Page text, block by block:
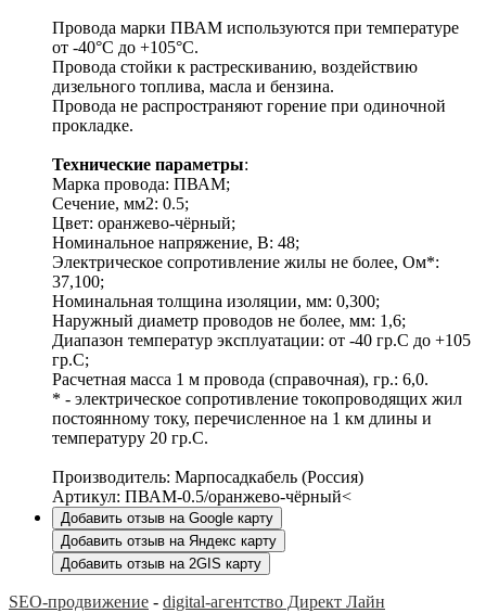
Провода марки ПВАМ используются при температуре
от -40°С до +105°С.
Провода стойки к растрескиванию, воздействию
дизельного топлива, масла и бензина.
Провода не распространяют горение при одиночной
прокладке.
Технические параметры:
Марка провода: ПВАМ;
Сечение, мм2: 0.5;
Цвет: оранжево-чёрный;
Номинальное напряжение, В: 48;
Электрическое сопротивление жилы не более, Ом*:
37,100;
Номинальная толщина изоляции, мм: 0,300;
Наружный диаметр проводов не более, мм: 1,6;
Диапазон температур эксплуатации: от -40 гр.С до +105
гр.С;
Расчетная масса 1 м провода (справочная), гр.: 6,0.
* - электрическое сопротивление токопроводящих жил
постоянному току, перечисленное на 1 км длины и
температуру 20 гр.С.
Производитель: Марпосадкабель (Россия)
Артикул: ПВАМ-0.5/оранжево-чёрный<
Добавить отзыв на Google карту
Добавить отзыв на Яндекс карту
Добавить отзыв на 2GIS карту
SEO-продвижение - digital-агентство Директ Лайн